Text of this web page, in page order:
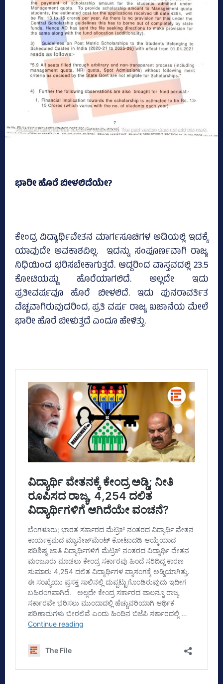
ಭಾರೀ ಹೊರೆ ಬೀಳಲಿದೆಯೇ?
ಕೇಂದ್ರ ವಿದ್ಯಾರ್ಥಿವೇತನ ಮಾರ್ಗಸೂಚಿಗಳ ಅಡಿಯಲ್ಲಿ ಇದಕ್ಕೆ
ಯಾವುದೇ ಅವಕಾಶವಿಲ್ಲ. ಇದನ್ನು ಸಂಪೂರ್ಣವಾಗಿ ರಾಜ್ಯ
ನಿಧಿಯಿಂದ ಭರಿಸಬೇಕಾಗುತ್ತದೆ. ಆದ್ದರಿಂದ ವಾಸ್ತವದಲ್ಲಿ 23.5
ಕೋಟಿಯಷ್ಟು ಹೊರೆಯಾಗಲಿದೆ. ಅಲ್ಲದೇ ಇದು
ಪ್ರತೀವರ್ಷವೂ ಹೊರೆ ಬೀಳಲಿದೆ. ಇದು ಪುನರಾವರ್ತಿತ
ವೆಚ್ಚವಾಗಿರುವುದರಿಂದ, ಪ್ರತಿ ವರ್ಷ ರಾಜ್ಯ ಖಜಾನೆಯ ಮೇಲೆ
ಭಾರೀ ಹೊರೆ ಬೀಳುತ್ತದೆ ಎಂದೂ ಹೇಳಿತ್ತು.